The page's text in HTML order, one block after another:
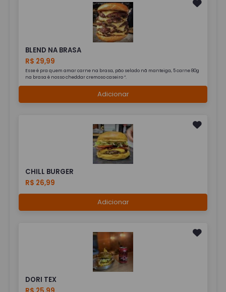
BLEND NA BRASA
R$ 29,99
Esse é pra quem amar carne na brasa, pão selado nã manteiga, 5 carne 80g
na brasa é nosso cheddar cremoso caseiro “.
Adicionar
CHILL BURGER
R$ 26,99
Adicionar
DORI TEX